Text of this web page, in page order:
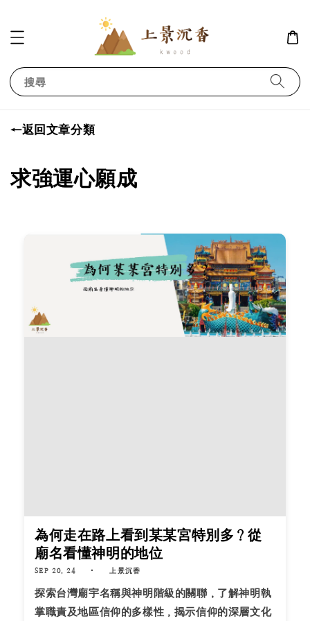
搜尋
←返回文章分類
求強運心願成
為何走在路上看到某某宮特別多？從
廟名看懂神明的地位
SEP 20, 24 上景沉香
探索台灣廟宇名稱與神明階級的關聯，了解神明執
掌職責及地區信仰的多樣性，揭示信仰的深層文化